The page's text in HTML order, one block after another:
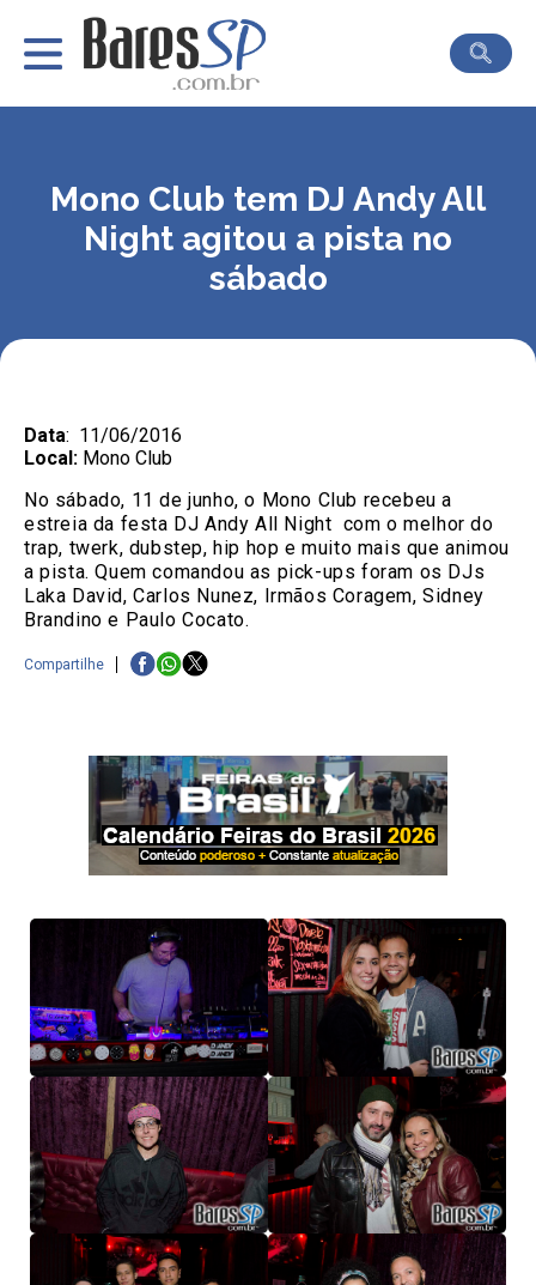
Mono Club tem DJ Andy All
Night agitou a pista no
sábado
Data: 11/06/2016
Local: Mono Club
No sábado, 11 de junho, o Mono Club recebeu a
estreia da festa DJ Andy All Night com o melhor do
trap, twerk, dubstep, hip hop e muito mais que animou
a pista. Quem comandou as pick-ups foram os DJs
Laka David, Carlos Nunez, Irmãos Coragem, Sidney
Brandino e Paulo Cocato.
Compartilhe